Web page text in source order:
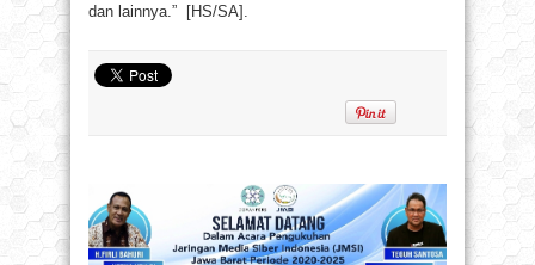
dan lainnya.” [HS/SA].